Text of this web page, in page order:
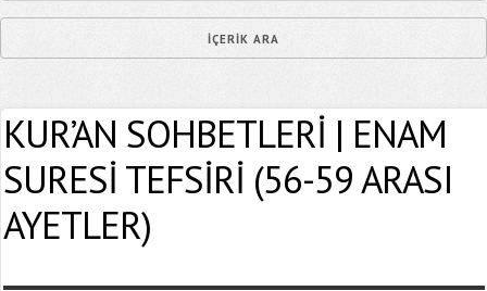
KUR’AN SOHBETLERİ | ENAM
SURESİ TEFSİRİ (56-59 ARASI
AYETLER)
Epostanız (*)
Yaşadığınız Hatanın Ayrıntıları